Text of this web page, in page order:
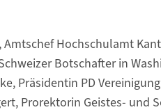
Amtschef Hochschulamt
Botschafter in
Präsidentin PD
Prorektorin Geistes- und